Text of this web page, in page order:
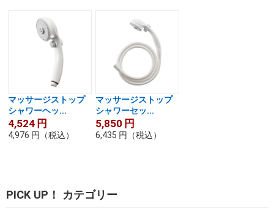
マッサージストップ
シャワーヘッ...
4,524 円
4,976 円 （税込）
マッサージストップ
シャワーセッ...
5,850 円
6,435 円 （税込）
PICK UP！ カテゴリー